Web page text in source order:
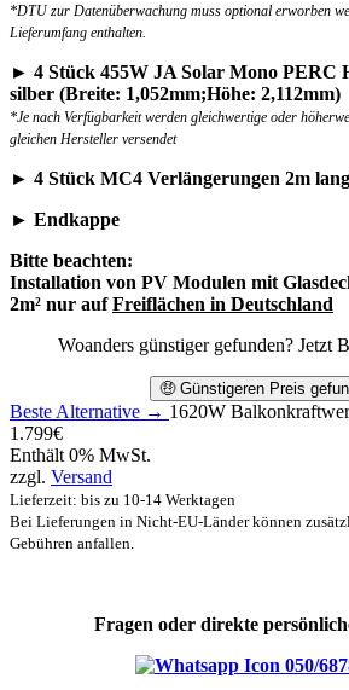
*DTU zur Datenüberwachung muss optional erworben
Lieferumfang enthalten.
► 4 Stück 455W JA Solar Mono PERC
silber (Breite: 1,052mm;Höhe: 2,112mm)
*Je nach Verfügbarkeit werden gleichwertige oder
gleichen Hersteller versendet
► 4 Stück MC4 Verlängerungen 2m lang
► Endkappe
Bitte beachten:
Installation von PV Modulen mit
2m² nur aufFreiflächen in Deutschland
Woanders günstiger gefunden? Jetzt
🤑 Günstigeren Preis
Beste Alternative → 1620W
1.799€
Enthält 0% MwSt.
zzgl. Versand
Lieferzeit: bis zu 10-14 Werktagen
Bei Lieferungen in Nicht-EU-Länder können
Gebühren anfallen.
Fragen oder direkte
050/